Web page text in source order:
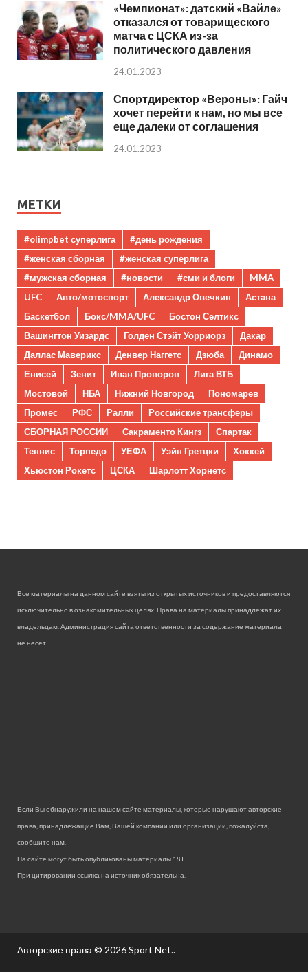
«Чемпионат»: датский «Вайле»
отказался от товарищеского
матча с ЦСКА из-за
политического давления
24.01.2023
Спортдиректор «Вероны»: Гайч
хочет перейти к нам, но мы все
еще далеки от соглашения
24.01.2023
МЕТКИ
#olimpbet суперлига
#день рождения
#женская сборная
#женская суперлига
#мужская сборная
#новости #сми и блоги
MMA
UFC
Авто/мотоспорт Александр Овечкин
Астана
Баскетбол
Бокс/MMA/UFC
Бостон Селтикс
Вашингтон Уизардс
Голден Стэйт Уорриорз
Дакар
Даллас Маверикс
Денвер Наггетс Дзюба
Динамо
Енисей
Зенит Иван Проворов
Лига ВТБ
Мостовой
НБА Нижний Новгород
Пономарев
Промес
РФС Ралли
Российские трансферы
СБОРНАЯ РОССИИ
Сакраменто Кингз
Спартак
Теннис
Торпедо УЕФА Уэйн Гретцки
Хоккей
Хьюстон Рокетс
ЦСКА Шарлотт Хорнетс
Все материалы на данном сайте взяты из открытых источников и предоставляются
исключительно в ознакомительных целях. Права на материалы принадлежат их
владельцам. Администрация сайта ответственности за содержание материала
не несет.
Если Вы обнаружили на нашем сайте материалы, которые нарушают авторские
права, принадлежащие Вам, Вашей компании или организации, пожалуйста,
сообщите нам.
На сайте могут быть опубликованы материалы 18+!
При цитировании ссылка на источник обязательна.
Авторские права © 2026Sport Net..